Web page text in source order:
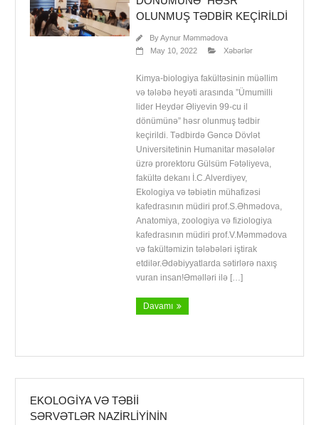
OLUNMUŞ TƏDBIR KEÇIRILDI
ByAynur Məmmədova
May 10, 2022
Xəbərlər
Kimya-biologiya fakültəsinin müəllim
və tələbə heyəti arasında ”Ümumilli
lider Heydər Əliyevin 99-cu il
dönümünə” həsr olunmuş tədbir
keçirildi. Tədbirdə Gəncə Dövlət
Universitetinin Humanitar məsələlər
üzrə prorektoru Gülsüm Fətəliyeva,
fakültə dekanı İ.C.Alverdiyev,
Ekologiya və təbiətin mühafizəsi
kafedrasının müdiri prof.S.Əhmədova,
Anatomiya, zoologiya və fiziologiya
kafedrasının müdiri prof.V.Məmmədova
və fakültəmizin tələbələri iştirak
etdilər.Ədəbiyyatlarda sətirlərə naxış
vuran insan!Əməlləri ilə […]
Davamı
EKOLOGIYA VƏ TƏBII
SƏRVƏTLƏR NAZIRLIYININ